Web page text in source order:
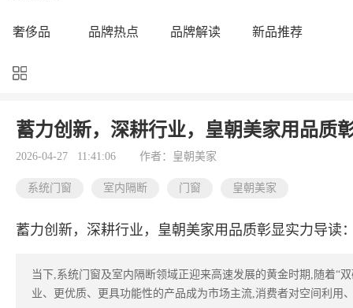
奢侈品 品牌热点 品牌解读 新品推荐
品牌黑榜
品牌导购 专家点评 精彩点评
蓄力创新，深耕行业，皇朝美家用品质
2026-04-27 11:41:06 作者：皇朝美家
系统门窗 室内隔断 门窗 皇朝美家
蓄力创新，深耕行业，皇朝美家用品质彰显实力导读
当下,系统门窗及室内隔断领域正迎来高速发展的黄金时期,随着“
业、更优质、更具功能性的产品成为市场主流,消费者对空间利用